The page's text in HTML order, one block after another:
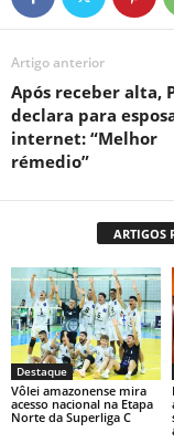
Artigo anterior
Após receber alta,
declara para
internet: “Melhor
rémedio”
ARTIGOS
Destaque
Vôlei amazonense mira
acesso nacional na Etapa
Norte da Superliga C